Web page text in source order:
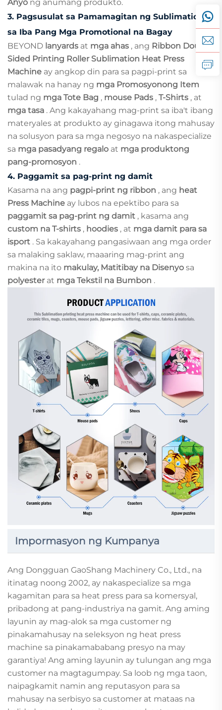
Anyo ng anumang produkto.
3. Pagsusulat sa Pamamagitan ng Sublimation
sa Iba Pang Mga Promotional na Bagay
BEYOND lanyards at mga ahas , ang Ribbon Double
Sided Printing Roller Sublimation Heat Press
Machine ay angkop din para sa pagpi-print sa
malawak na hanay ng mga Promosyonong Item
tulad ng mga Tote Bag , mouse Pads , T-Shirts , at
mga tasa . Ang kakayahang mag-print sa iba't ibang
materyales at produkto ay ginagawa itong mahusay
na solusyon para sa mga negosyo na nakaspecialize
sa mga pasadyang regalo at mga produktong
pang-promosyon .
4. Paggamit sa pag-print ng damit
Kasama na ang pagpi-print ng ribbon , ang heat
Press Machine ay lubos na epektibo para sa
paggamit sa pag-print ng damit , kasama ang
custom na T-shirts , hoodies , at mga damit para sa
isport . Sa kakayahang pangasiwaan ang mga order
sa malaking saklaw, maaaring mag-print ang
makina na ito makulay, Matitibay na Disenyo sa
polyester at mga Tekstil na Bumbon .
Impormasyon ng Kumpanya
Ang Dongguan GaoShang Machinery Co., Ltd., na
itinatag noong 2002, ay nakaspecialize sa mga
kagamitan para sa heat press para sa komersyal,
pribadong at pang-industriya na gamit. Ang aming
layunin ay mag-alok sa mga customer ng
pinakamahusay na seleksyon ng heat press
machine sa pinakamababang presyo na may
garantiya! Ang aming layunin ay tulungan ang mga
customer na magtagumpay. Sa loob ng mga taon,
naipagkamit namin ang reputasyon para sa
mahusay na serbisyo sa customer at mataas na